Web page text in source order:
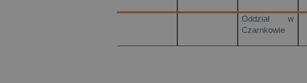
Oddział w
Czarnkowie